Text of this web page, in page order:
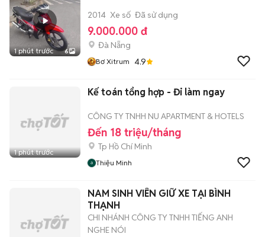
1 phút trước 6
2014 Xe số Đã sử dụng
9.000.000 đ
Đà Nẵng
Bơ Xitrum 4.9
1 phút trước
Kế toán tổng hợp - Đi làm ngay
CÔNG TY TNHH NU APARTMENT & HOTELS
Đến 18 triệu/tháng
Tp Hồ Chí Minh
Thiệu Minh
NAM SINH VIÊN GIỮ XE TẠI BÌNH
THẠNH
CHI NHÁNH CÔNG TY TNHH TIẾNG ANH
NGHE NÓI